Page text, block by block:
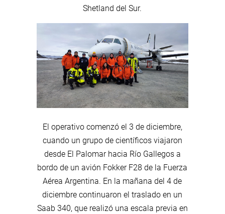
Shetland del Sur.
El operativo comenzó el 3 de diciembre,
cuando un grupo de científicos viajaron
desde El Palomar hacia Río Gallegos a
bordo de un avión Fokker F28 de la Fuerza
Aérea Argentina. En la mañana del 4 de
diciembre continuaron el traslado en un
Saab 340, que realizó una escala previa en